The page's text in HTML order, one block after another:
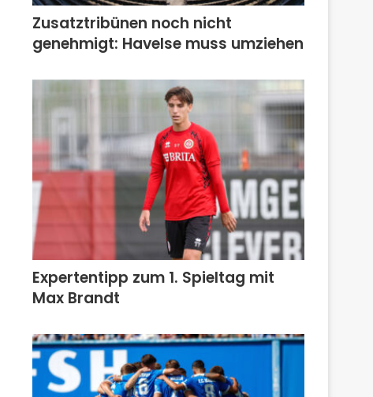
Zusatztribünen noch nicht
genehmigt: Havelse muss umziehen
Expertentipp zum 1. Spieltag mit
Max Brandt